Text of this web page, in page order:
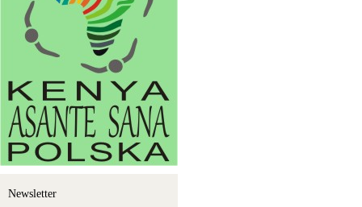
Newsletter